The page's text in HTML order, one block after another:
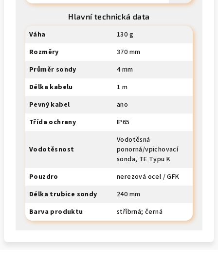
Hlavní technická data
Váha
130 g
Rozměry
370 mm
Průměr sondy
4 mm
Délka kabelu
1 m
Pevný kabel
ano
Třída ochrany
IP65
Vodotěsnost
Vodotěsná
ponorná/vpichovací
sonda, TE Typu K
Pouzdro
nerezová ocel / GFK
Délka trubice sondy
240 mm
Barva produktu
stříbrná; černá